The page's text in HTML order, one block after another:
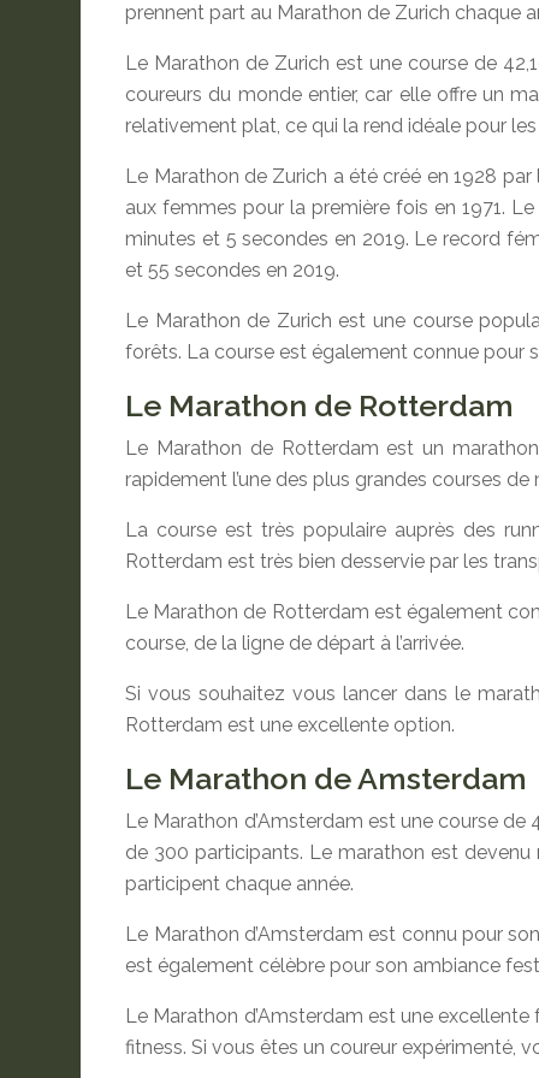
prennent part au Marathon de Zurich chaque
Le Marathon de Zurich est une course de
coureurs du monde entier, car elle offre un
relativement plat, ce qui la rend idéale pour
Le Marathon de Zurich a été créé en 1928
aux femmes pour la première fois en 1971.
minutes et 5 secondes en 2019. Le record
et 55 secondes en 2019.
Le Marathon de Zurich est une course
forêts. La course est également connue pour
Le Marathon de Rotterdam
Le Marathon de Rotterdam est un
rapidement l’une des plus grandes courses
La course est très populaire auprès des
Rotterdam est très bien desservie par les
Le Marathon de Rotterdam est également
course, de la ligne de départ à l’arrivée.
Si vous souhaitez vous lancer dans le
Rotterdam est une excellente option.
Le Marathon de Amsterdam
Le Marathon d’Amsterdam est une course
de 300 participants. Le marathon est devenu
participent chaque année.
Le Marathon d’Amsterdam est connu pour
est également célèbre pour son ambiance
Le Marathon d’Amsterdam est une
fitness. Si vous êtes un coureur expérimenté,